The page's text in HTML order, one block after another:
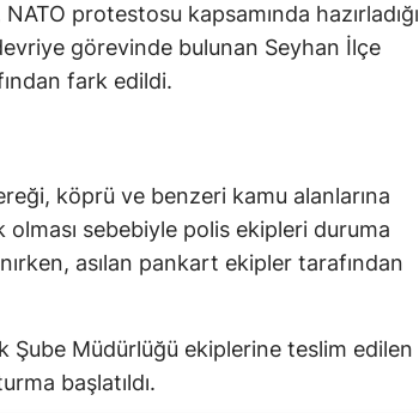
protestosu kapsamında hazırladığı
görevinde bulunan Seyhan İlçe
fark edildi.
köprü ve benzeri kamu alanlarına
olması sebebiyle polis ekipleri duruma
asılan pankart ekipler tarafından
Şube Müdürlüğü ekiplerine teslim edilen
başlatıldı.